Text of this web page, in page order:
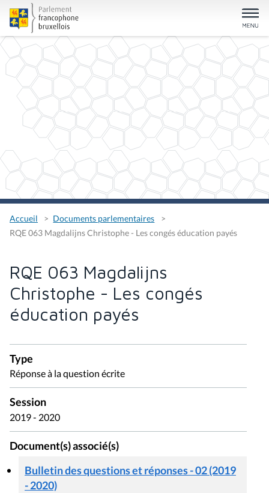
Accueil
Documents parlementaires
RQE 063 Magdalijns Christophe - Les congés éducation payés
RQE 063 Magdalijns
Christophe - Les congés
éducation payés
Type
Réponse à la question écrite
Session
2019 - 2020
Document(s) associé(s)
Bulletin des questions et réponses - 02 (2019
- 2020)